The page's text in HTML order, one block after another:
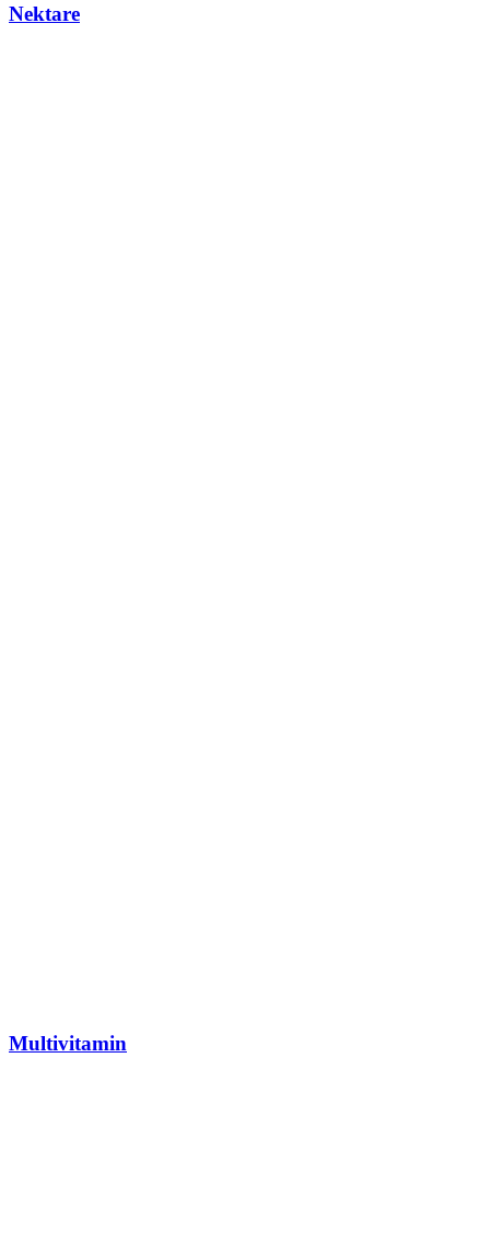
Nektare
Multivitamin